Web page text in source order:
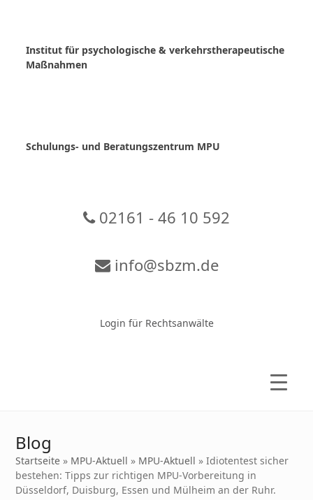
Institut für psychologische & verkehrstherapeutische
Maßnahmen
Schulungs- und Beratungszentrum MPU
02161 - 46 10 592
info@sbzm.de
Login für Rechtsanwälte
Blog
Startseite » MPU-Aktuell » MPU-Aktuell »Idiotentest sicher
bestehen: Tipps zur richtigen MPU-Vorbereitung in
Düsseldorf, Duisburg, Essen und Mülheim an der Ruhr.